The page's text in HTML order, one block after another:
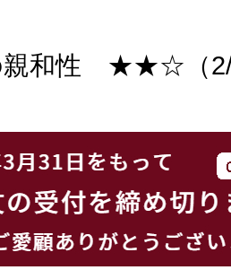
親和性 ★★☆（